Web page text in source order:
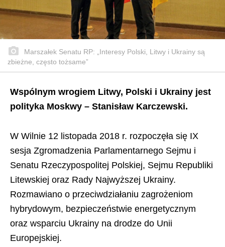
Marszałek Senatu RP: „Interesy Polski, Litwy i Ukrainy są
zbieżne, często tożsame”
Wspólnym wrogiem Litwy, Polski i Ukrainy jest
polityka Moskwy – Stanisław Karczewski.
W Wilnie 12 listopada 2018 r. rozpoczęła się IX
sesja Zgromadzenia Parlamentarnego Sejmu i
Senatu Rzeczypospolitej Polskiej, Sejmu Republiki
Litewskiej oraz Rady Najwyższej Ukrainy.
Rozmawiano o przeciwdziałaniu zagrożeniom
hybrydowym, bezpieczeństwie energetycznym
oraz wsparciu Ukrainy na drodze do Unii
Europejskiej.